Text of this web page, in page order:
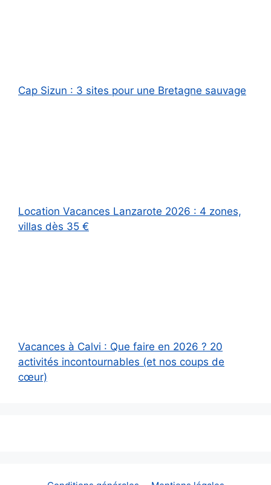
Cap Sizun : 3 sites pour une Bretagne sauvage
Location Vacances Lanzarote 2026 : 4 zones,
villas dès 35 €
Vacances à Calvi : Que faire en 2026 ? 20
activités incontournables (et nos coups de
cœur)